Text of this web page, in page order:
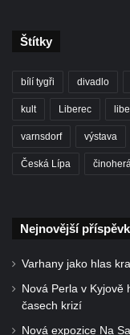
Štítky
bílí tygři divadlo
kult Liberec
varnsdorf výstava
Česká Lípa
Nejnovější
Varhany jako hlas
Nová Perla v Kyjově
časech krizí
Nová expozice Na